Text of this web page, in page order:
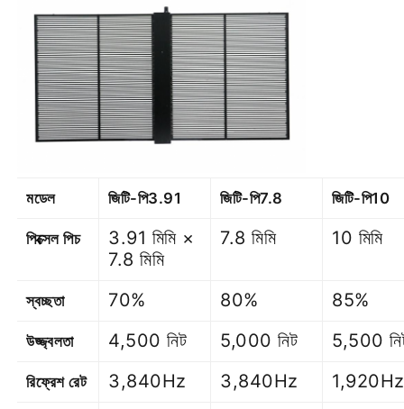
মডেল জিটি-পি3.91 জিটি-পি7.8 জিটি-পি10
পিক্সেল পিচ
3.91 মিমি ×
7.8 মিমি
7.8 মিমি 10 মিমি
স্বচ্ছতা 70% 80% 85%
উজ্জ্বলতা 4,500 নিট 5,000 নিট 5,500
রিফ্রেশ রেট 3,840Hz 3,840Hz 1,920Hz